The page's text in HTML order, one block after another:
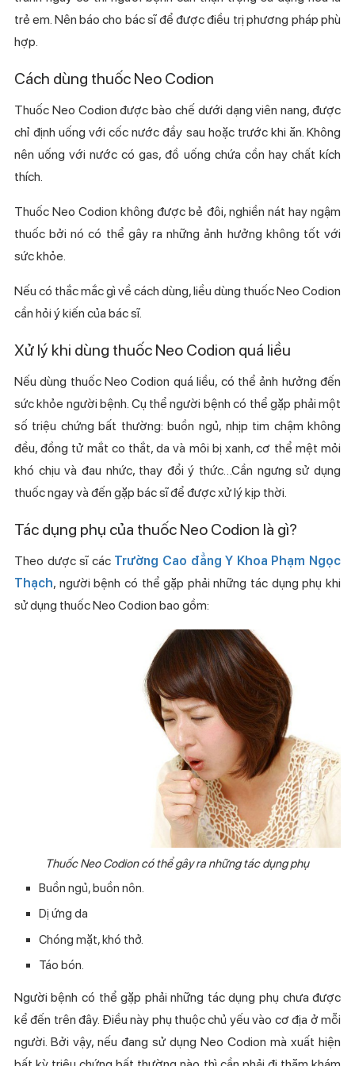
trẻ em. Nên báo cho bác sĩ để được điều trị phương pháp phù
hợp.
Cách dùng thuốc Neo Codion
Thuốc Neo Codion được bào chế dưới dạng viên nang, được
chỉ định uống với cốc nước đầy sau hoặc trước khi ăn. Không
nên uống với nước có gas, đồ uống chứa cồn hay chất kích
thích.
Thuốc Neo Codion không được bẻ đôi, nghiền nát hay ngậm
thuốc bởi nó có thể gây ra những ảnh hưởng không tốt với
sức khỏe.
Nếu có thắc mắc gì về cách dùng, liều dùng thuốc Neo Codion
cần hỏi ý kiến của bác sĩ.
Xử lý khi dùng thuốc Neo Codion quá liều
Nếu dùng thuốc Neo Codion quá liều, có thể ảnh hưởng đến
sức khỏe người bệnh. Cụ thể người bệnh có thể gặp phải một
số triệu chứng bất thường: buồn ngủ, nhịp tim chậm không
đều, đồng tử mắt co thắt, da và môi bị xanh, cơ thể mệt mỏi
khó chịu và đau nhức, thay đổi ý thức…Cần ngưng sử dụng
thuốc ngay và đến gặp bác sĩ để được xử lý kịp thời.
Tác dụng phụ của thuốc Neo Codion là gì?
Theo dược sĩ các Trường Cao đẳng Y Khoa Phạm Ngọc
Thạch, người bệnh có thể gặp phải những tác dụng phụ khi
sử dụng thuốc Neo Codion bao gồm:
ThuốcNeo Codion có thể gây ra những tác dụng phụ
Buồn ngủ, buồn nôn.
Dị ứng da
Chóng mặt, khó thở.
Táo bón.
Người bệnh có thể gặp phải những tác dụng phụ chưa được
kể đến trên đây. Điều này phụ thuộc chủ yếu vào cơ địa ở mỗi
người. Bởi vậy, nếu đang sử dụng Neo Codion mà xuất hiện